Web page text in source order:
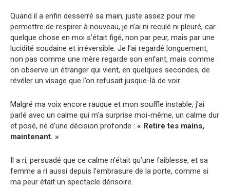
Quand il a enfin desserré sa main, juste assez pour me
permettre de respirer à nouveau, je n’ai ni reculé ni pleuré, car
quelque chose en moi s’était figé, non par peur, mais par une
lucidité soudaine et irréversible. Je l’ai regardé longuement,
non pas comme une mère regarde son enfant, mais comme
on observe un étranger qui vient, en quelques secondes, de
révéler un visage que l’on refusait jusque-là de voir.
Malgré ma voix encore rauque et mon souffle instable, j’ai
parlé avec un calme qui m’a surprise moi-même, un calme dur
et posé, né d’une décision profonde : « Retire tes mains,
maintenant. »
Il a ri, persuadé que ce calme n’était qu’une faiblesse, et sa
femme a ri aussi depuis l’embrasure de la porte, comme si
ma peur était un spectacle dérisoire.